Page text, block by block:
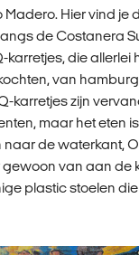
Madero. Hier vind je
de Costanera
die allerlei
van
karretjes zijn
maar het eten
naar de waterkant,
gewoon van aan de
plastic stoelen